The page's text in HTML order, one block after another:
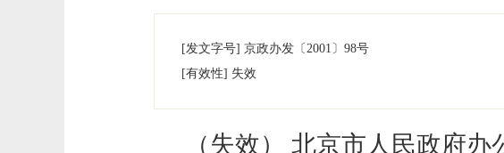
[发文字号] 京政办发 〔2001〕 98号
[有效性] 失效
（失效） 北京市人民政府